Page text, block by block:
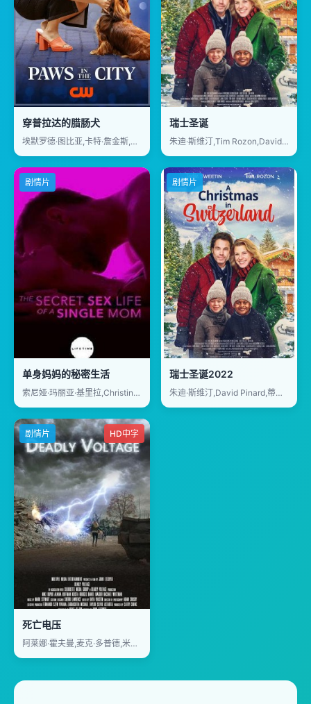
穿普拉达的腊肠犬
埃默罗德·图比亚,卡特·詹金斯,布列塔尼·德里斯代尔,珍娜·惠勒-休斯
瑞士圣诞
朱迪·斯维汀,Tim Rozon,David Pinard
剧情片
单身妈妈的秘密生活
索尼娅·玛丽亚·基里拉,ChristineConradt,阿莱克斯·卡特,斯科特·吉布森
剧情片
瑞士圣诞2022
朱迪·斯维汀,David Pinard,蒂姆·罗宗,艾莉森·布鲁克斯
剧情片 HD中字
死亡电压
阿莱娜·霍夫曼,麦克·多普德,米米·库兹克,克里斯塔·布里吉斯,罗恩·利,安吉拉·贝夏拉,丹尼尔马格德尔,伊娃·林克,托马斯·米切尔,Rachael,Whitzman,Gergana,Zabunova,Natalie,Radford,Eva,Paris,Cicinyte,Paula,Kaye,Donald,Tang